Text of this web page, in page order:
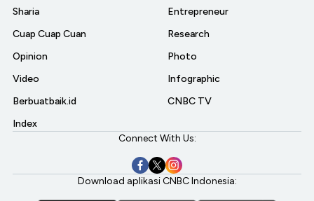
Sharia
Cuap Cuap Cuan
Opinion
Video
Berbuatbaik.id
Index
Entrepreneur
Research
Photo
Infographic
CNBC TV
Connect With Us:
Download aplikasi CNBC Indonesia: